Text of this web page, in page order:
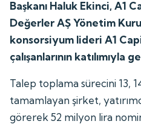
Başkanı Haluk Ekinci, A1
Değerler AŞ Yönetim
konsorsiyum lideri A1
çalışanlarının katılımıyla
Talep toplama sürecini 13,
tamamlayan şirket,
görerek 52 milyon lira